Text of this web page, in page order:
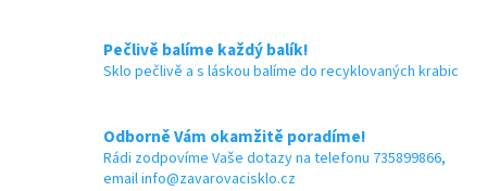
Pečlivě balíme každý balík!
Sklo pečlivě a s láskou balíme do recyklovaných krabic
Odborně Vám okamžitě poradíme!
Rádi zodpovíme Vaše dotazy na telefonu 735899866,
email info@zavarovacisklo.cz